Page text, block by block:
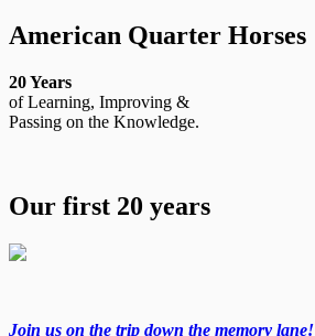
American Quarter Horses
20 Years
of Learning, Improving &
Passing on the Knowledge.
Our first 20 years
Join us on the trip down the memory lane!